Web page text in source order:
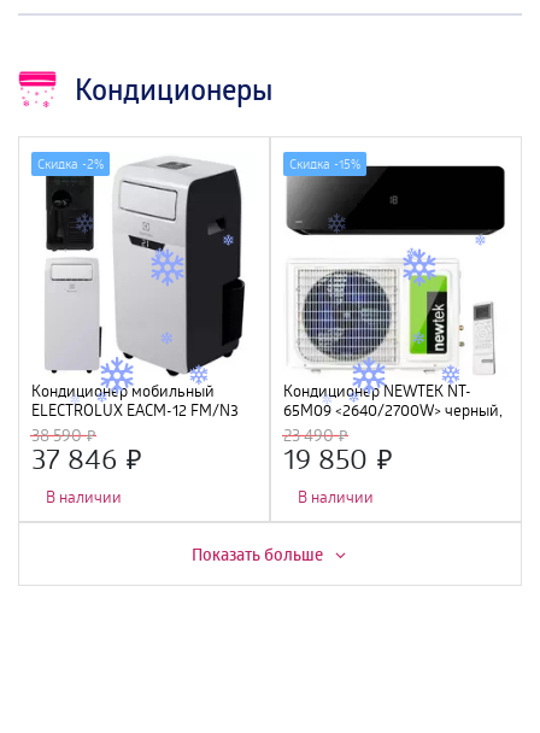
Кондиционеры
Кондиционер мобильный
ELECTROLUX EACM-12 FM/N3
38 590
37 846
В наличии
Скидка -2%
Кондиционер NEWTEK NT-
65M09 <2640/2700W> черный,
скрытый LED дисплей, Golden
Fin, компрессор GMCC
23 490
19 850
В наличии
Скидка -15%
Показать больше